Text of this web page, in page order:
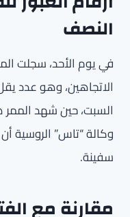
النصف
الاتجاهين، وهو عدد
السبت، حين شهد
سفينة.
مقارنة مع